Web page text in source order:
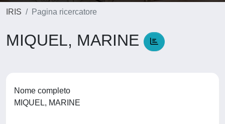
IRIS Pagina ricercatore
MIQUEL, MARINE
Nome completo
MIQUEL, MARINE